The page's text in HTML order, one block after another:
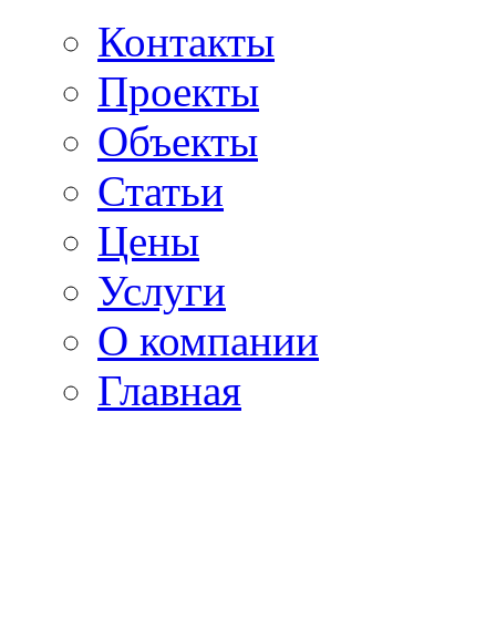
Контакты
Проекты
Объекты
Статьи
Цены
Услуги
О компании
Главная